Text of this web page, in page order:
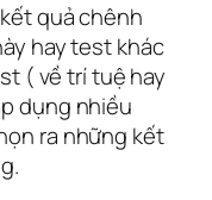
quả chênh
hay test khác
( về trí tuệ hay
dụng nhiều
ra những kết